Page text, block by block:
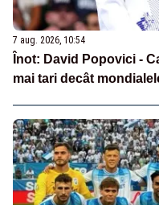
7 aug. 2026, 10:54
Înot: David Popovici -
mai tari decât